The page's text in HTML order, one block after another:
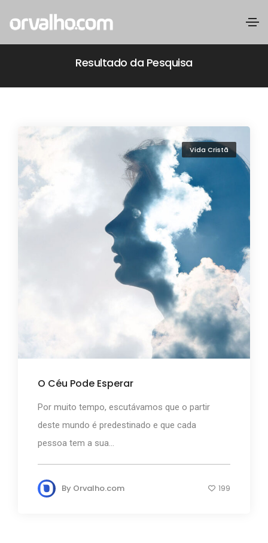
Resultado da Pesquisa
Vida Cristã
O Céu Pode Esperar
Por muito tempo, escutávamos que o partir
deste mundo é predestinado e que cada
pessoa tem a sua...
By Orvalho.com 199